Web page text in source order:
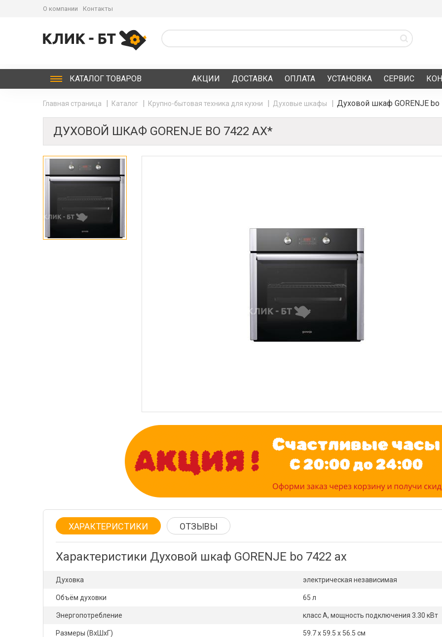
О компании Контакты
КАТАЛОГ ТОВАРОВ АКЦИИ ДОСТАВКА ОПЛАТА УСТАНОВКА СЕРВИС
Главная страница Каталог Крупно-бытовая техника для кухни Духовые шкафы Духовой шкаф GORENJE bo
ДУХОВОЙ ШКАФ GORENJE BO 7422 AX*
ХАРАКТЕРИСТИКИ ОТЗЫВЫ
Характеристики Духовой шкаф GORENJE bo 7422 ax
Духовка электрическая независимая
Объём духовки 65 л
Энергопотребление класс A, мощность подключения 3.30 кВт
Размеры (ВхШхГ) 59.7 х 59.5 x 56.5 см